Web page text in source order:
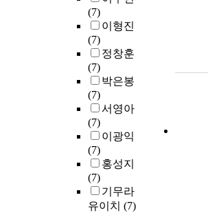
(7)
이형진
(7)
정창훈
(7)
박은봉
(7)
서영아
(7)
이광익
(7)
홍성지
(7)
기무라
유이치 (7)